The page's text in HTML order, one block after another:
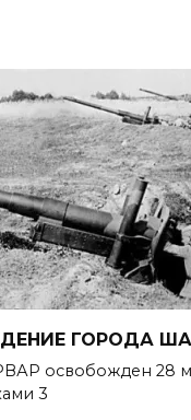
ГОРОДА
освобожден 28
3